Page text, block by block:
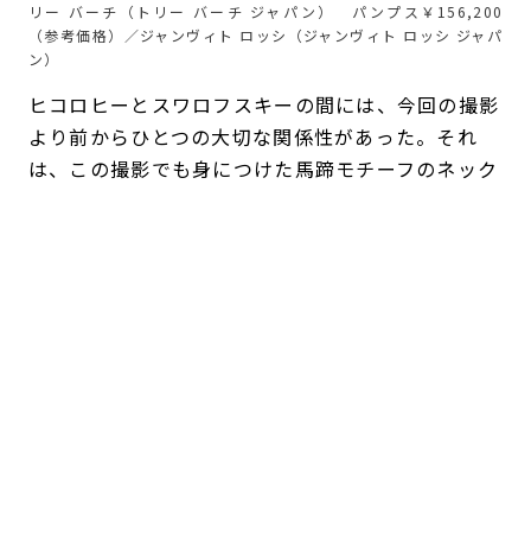
リー バーチ（トリー バーチ ジャパン） パンプス￥156,200
（参考価格）／ジャンヴィト ロッシ（ジャンヴィト ロッシ ジャパ
ン）
ヒコロヒーとスワロフスキーの間には、今回の撮影
より前からひとつの大切な関係性があった。それ
は、この撮影でも身につけた馬蹄モチーフのネック